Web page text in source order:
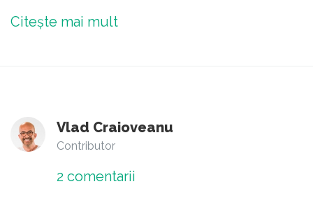
Citește mai mult
Vlad Craioveanu
Contributor
2 comentarii